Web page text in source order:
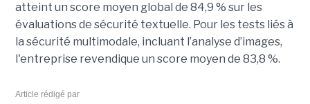
atteint un score moyen global de 84,9 % sur les
évaluations de sécurité textuelle. Pour les tests liés à
la sécurité multimodale, incluant l’analyse d’images,
l'entreprise revendique un score moyen de 83,8 %.
Article rédigé par